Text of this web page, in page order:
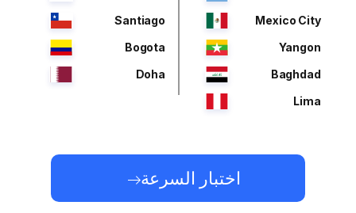
Mexico City
Santiago
Yangon
Bogota
Baghdad
Doha
Lima
اختبار السرعة